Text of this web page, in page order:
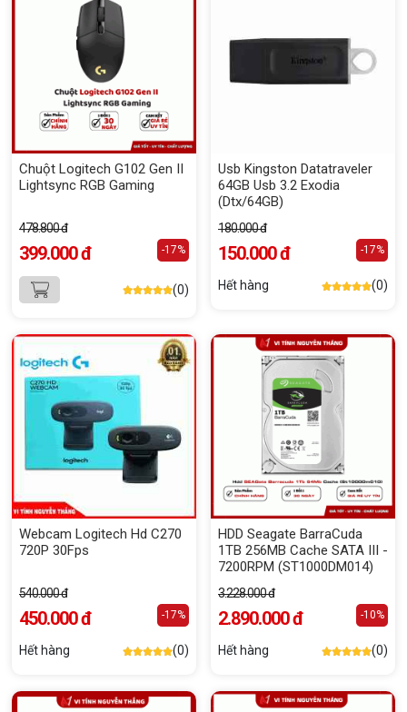
Chuột Logitech G102 Gen II
Lightsync RGB Gaming
478.800 đ
399.000 đ -17%
(0)
Usb Kingston Datatraveler
64GB Usb 3.2 Exodia
(Dtx/64GB)
180.000 đ
150.000 đ -17%
Hết hàng (0)
Webcam Logitech Hd C270
720P 30Fps
540.000 đ
450.000 đ -17%
Hết hàng (0)
HDD Seagate BarraCuda
1TB 256MB Cache SATA III -
7200RPM (ST1000DM014)
3.228.000 đ
2.890.000 đ -10%
Hết hàng (0)